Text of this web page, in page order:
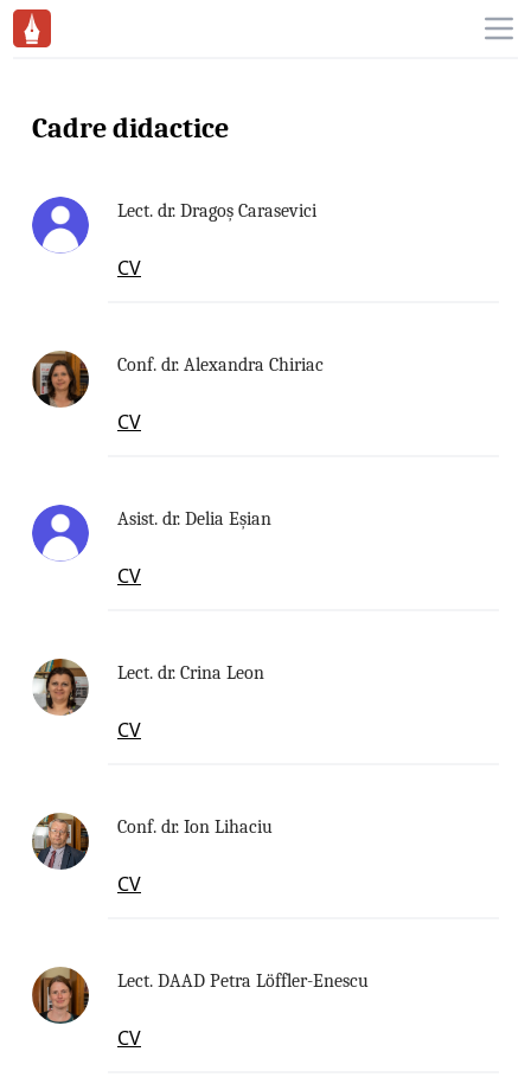
Workflow
Cadre didactice
Lect. dr. Dragoş Carasevici
CV
Conf. dr. Alexandra Chiriac
CV
Asist. dr. Delia Eşian
CV
Lect. dr. Crina Leon
CV
Conf. dr. Ion Lihaciu
CV
Lect. DAAD Petra Löffler-Enescu
CV